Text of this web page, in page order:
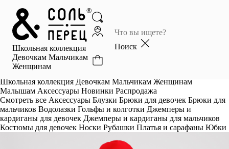
Школьная коллекция
Девочкам Мальчикам
Женщинам
Поиск
Главная
Каталог
Избранное
Школьная коллекция Девочкам Мальчикам Женщинам
Малышам Аксессуары Новинки Распродажа
Смотреть все Аксессуары Блузки Брюки для девочек Брюки для
мальчиков Водолазки Гольфы и колготки Джемперы и
кардиганы для девочек Джемперы и кардиганы для мальчиков
Костюмы для девочек Носки Рубашки Платья и сарафаны Юбки